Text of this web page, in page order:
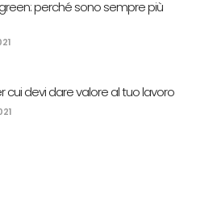
perché sono sempre più
cui devi dare valore al tuo lavoro